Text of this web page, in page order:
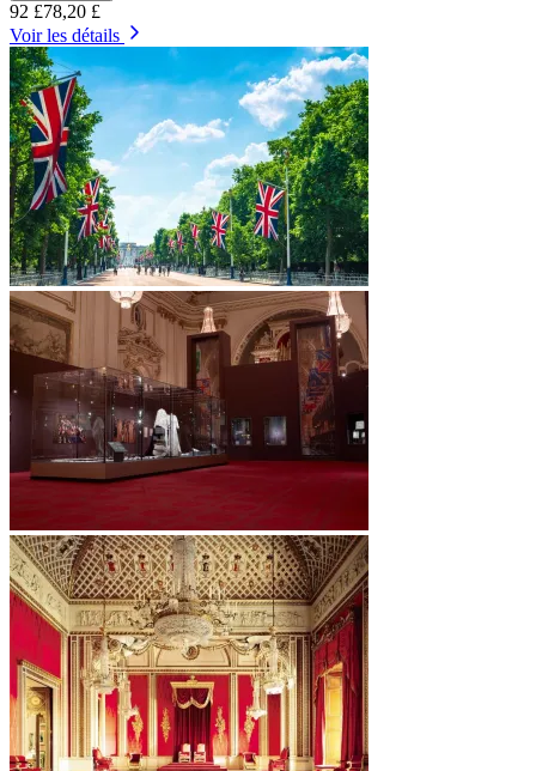
92 £78,20 £
Voir les détails